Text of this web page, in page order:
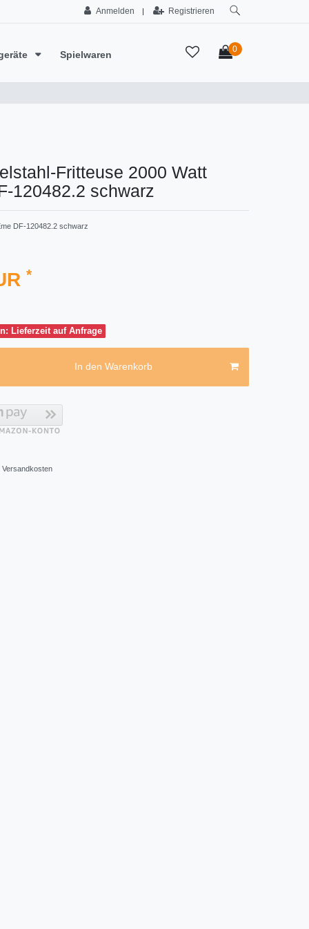
Anmelden | Registrieren
Spielwaren 0
Fritteuse 2000 Watt
120482.2 schwarz
‎DF-120482.2 schwarz
*
Lieferzeit auf Anfrage
In den Warenkorb
Versandkosten